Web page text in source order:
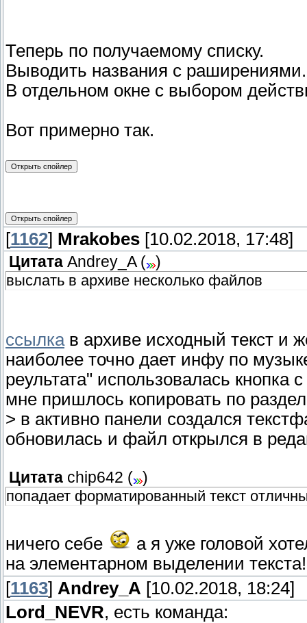
Теперь по получаемому списку.
Выводить названия с раширениями.
В отдельном окне с выбором
Вот примерно так.
[1162] Mrakobes [10.02.2018, 17:48]
Цитата Andrey_A(
)
выслать в архиве несколько файлов
ссылкав архиве исходный текст и
наиболее точно дает инфу по
реультата" использовалась
мне пришлось копировать по
> в активно панели создался
обновилась и файл открылся в
Цитата chip642 (
)
попадает форматированный текст
ничего себе
а я уже головой
на элементарном выделении
[1163] Andrey_A [10.02.2018, 18:24]
Lord_NEVR, есть команда: